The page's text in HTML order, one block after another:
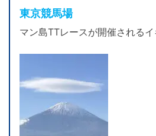
東京競馬場
マン島TTレースが開催される